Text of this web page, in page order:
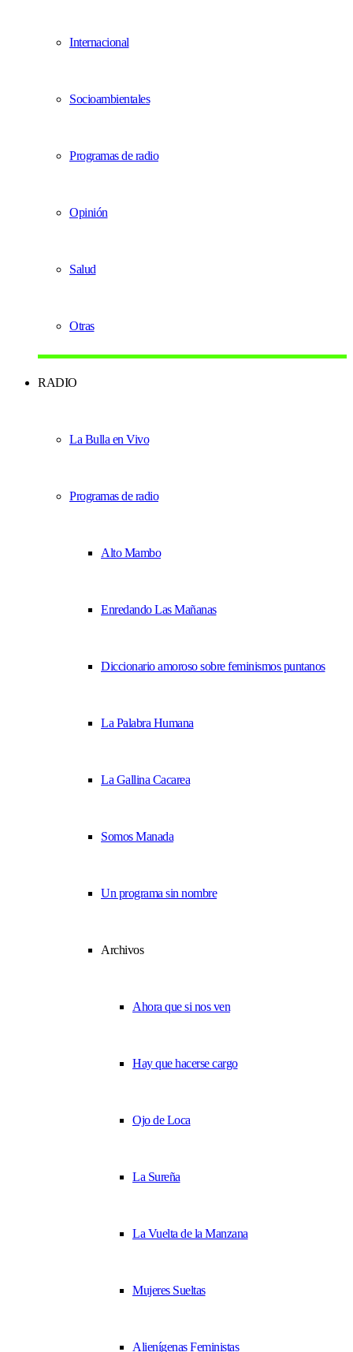
Internacional
Socioambientales
Programas de radio
Opinión
Salud
Otras
RADIO
La Bulla en Vivo
Programas de radio
Alto Mambo
Enredando Las Mañanas
Diccionario amoroso sobre feminismos puntanos
La Palabra Humana
La Gallina Cacarea
Somos Manada
Un programa sin nombre
Archivos
Ahora que si nos ven
Hay que hacerse cargo
Ojo de Loca
La Sureña
La Vuelta de la Manzana
Mujeres Sueltas
Alienígenas Feministas